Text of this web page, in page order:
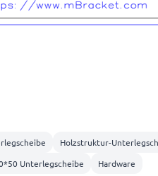
Holzstruktur-
Unterlegscheibe Hardware